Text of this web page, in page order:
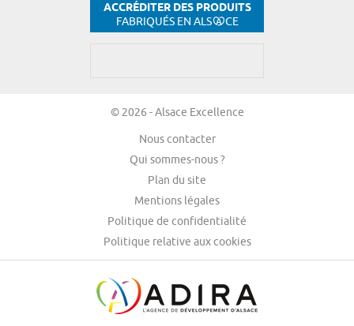
ACCRÉDITER DES PRODUITS
FABRIQUÉS EN ALS CE
© 2026 - Alsace Excellence
Nous contacter
Qui sommes-nous ?
Plan du site
Mentions légales
Politique de confidentialité
Politique relative aux cookies